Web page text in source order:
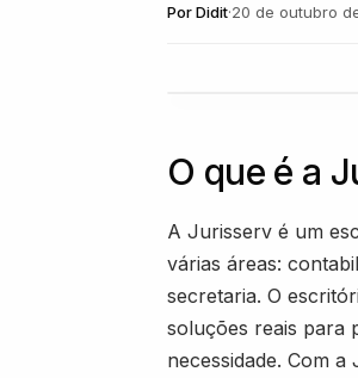
PorDidit·20 de outubro
O que é a
A Jurisserv é um
várias áreas:
secretaria. O
soluções reais para
necessidade. Com